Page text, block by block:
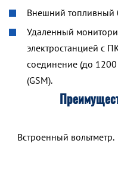
Внешний топливный
Удаленный
электростанцией с
соединение (до
(GSM).
Встроенный вольтметр.